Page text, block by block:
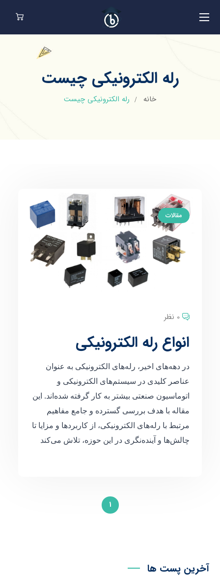
رله الکترونیکی چیست
خانه رله الکترونیکی چیست
مقالات
0 نظر
انواع رله الکترونیکی
در دهه‌های اخیر، رله‌های الکترونیکی به عنوان
عناصر کلیدی در سیستم‌های الکترونیکی و
اتوماسیون صنعتی بیشتر به کار گرفته شده‌اند. این
مقاله با هدف بررسی گسترده و جامع مفاهیم
مرتبط با رله‌های الکترونیکی، از کاربردها و مزایا تا
چالش‌ها و آینده‌نگری در این حوزه، تلاش می‌کند
1
آخرین پست ها